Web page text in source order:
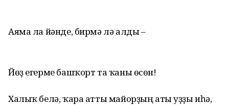
Аяма ла йәнде, бирмә лә алды –
Йөҙ егерме башҡорт та ҡаны өсөн!
Халыҡ белә, ҡара атты майорҙың аты уҙҙы иһә,